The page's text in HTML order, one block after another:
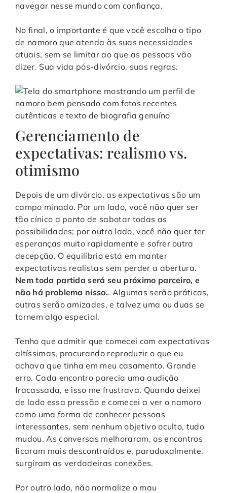
navegar nesse mundo com confiança.
No final, o importante é que você escolha o tipo
de namoro que atenda às suas necessidades
atuais, sem se limitar ao que as pessoas vão
dizer. Sua vida pós-divórcio, suas regras.
Gerenciamento de
expectativas: realismo vs.
otimismo
Depois de um divórcio, as expectativas são um
campo minado. Por um lado, você não quer ser
tão cínico a ponto de sabotar todas as
possibilidades; por outro lado, você não quer ter
esperanças muito rapidamente e sofrer outra
decepção. O equilíbrio está em manter
expectativas realistas sem perder a abertura.
Nem toda partida será seu próximo parceiro, e
não há problema nisso.. Algumas serão práticas,
outras serão amizades, e talvez uma ou duas se
tornem algo especial.
Tenho que admitir que comecei com expectativas
altíssimas, procurando reproduzir o que eu
achava que tinha em meu casamento. Grande
erro. Cada encontro parecia uma audição
fracassada, e isso me frustrava. Quando deixei
de lado essa pressão e comecei a ver o namoro
como uma forma de conhecer pessoas
interessantes, sem nenhum objetivo oculto, tudo
mudou. As conversas melhoraram, os encontros
ficaram mais descontraídos e, paradoxalmente,
surgiram as verdadeiras conexões.
Por outro lado, não normalize o mau